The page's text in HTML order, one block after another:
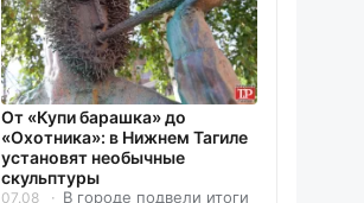
От «Купи барашка» до
«Охотника»: в Нижнем Тагиле
установят необычные
скульптуры
07.08
В городе подвели итоги